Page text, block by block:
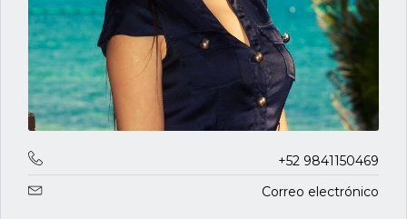
+52 9841150469
Correo electrónico